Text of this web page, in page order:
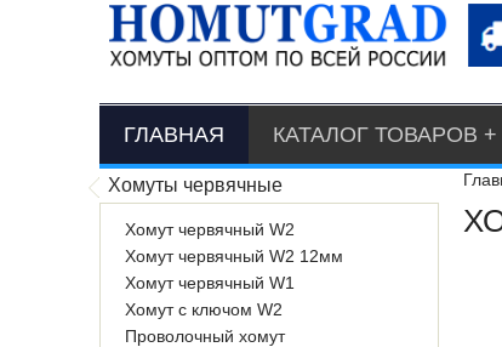
ГЛАВНАЯ КАТАЛОГ ТОВАРОВ
Хомуты червячные
Хомут червячный W2
Хомут червячный W2 12мм
Хомут червячный W1
Хомут с ключом W2
Проволочный хомут